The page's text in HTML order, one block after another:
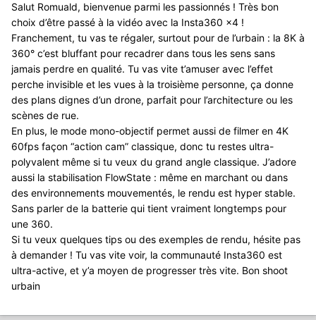
Salut Romuald, bienvenue parmi les passionnés ! Très bon
choix d’être passé à la vidéo avec la Insta360 x4 !
Franchement, tu vas te régaler, surtout pour de l’urbain : la 8K à
360° c’est bluffant pour recadrer dans tous les sens sans
jamais perdre en qualité. Tu vas vite t’amuser avec l’effet
perche invisible et les vues à la troisième personne, ça donne
des plans dignes d’un drone, parfait pour l’architecture ou les
scènes de rue.
En plus, le mode mono-objectif permet aussi de filmer en 4K
60fps façon “action cam” classique, donc tu restes ultra-
polyvalent même si tu veux du grand angle classique. J’adore
aussi la stabilisation FlowState : même en marchant ou dans
des environnements mouvementés, le rendu est hyper stable.
Sans parler de la batterie qui tient vraiment longtemps pour
une 360.
Si tu veux quelques tips ou des exemples de rendu, hésite pas
à demander ! Tu vas vite voir, la communauté Insta360 est
ultra-active, et y’a moyen de progresser très vite. Bon shoot
urbain